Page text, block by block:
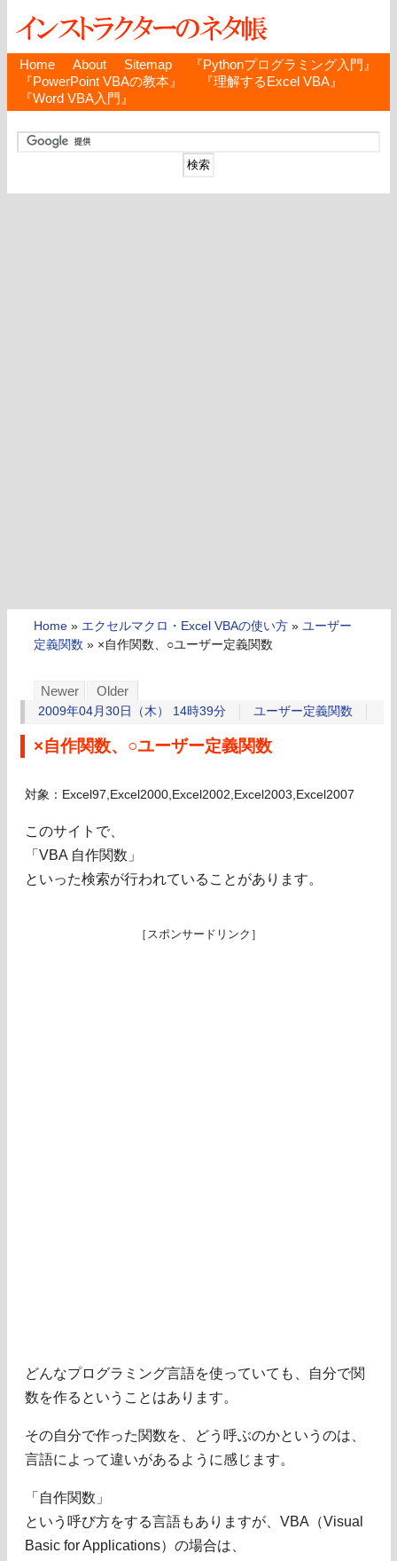
Home About Sitemap
『Pythonプログラミング入門』
『PowerPoint VBAの教本』
『理解するExcel VBA』
『Word VBA入門』
Home » エクセルマクロ・Excel VBAの使い方 » ユーザー
定義関数 » ×自作関数、○ユーザー定義関数
Newer Older
2009年04月30日（木） 14時39分 ユーザー定義関数
×自作関数、○ユーザー定義関数
対象：Excel97,Excel2000,Excel2002,Excel2003,Excel2007
このサイトで、
「VBA 自作関数」
といった検索が行われていることがあります。
［スポンサードリンク］
どんなプログラミング言語を使っていても、自分で関
数を作るということはあります。
その自分で作った関数を、どう呼ぶのかというのは、
言語によって違いがあるように感じます。
「自作関数」
という呼び方をする言語もありますが、VBA（Visual
Basic for Applications）の場合は、